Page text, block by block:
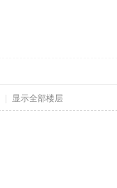
显示全部楼层